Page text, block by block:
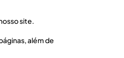
site.
além de